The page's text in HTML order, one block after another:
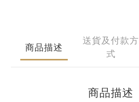
商品描述
送貨及付款方
式
商品描述